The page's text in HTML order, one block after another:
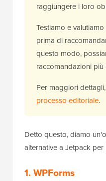
raggiungere i loro
Testiamo e
prima di
questo modo,
raccomandazioni
Per maggiori
processo editoriale.
Detto questo, diamo
alternative a Jetpack
1. WPForms